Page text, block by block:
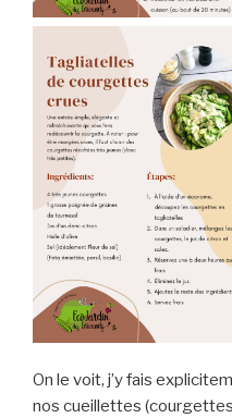
On le voit, j’y fais
nos cueillettes